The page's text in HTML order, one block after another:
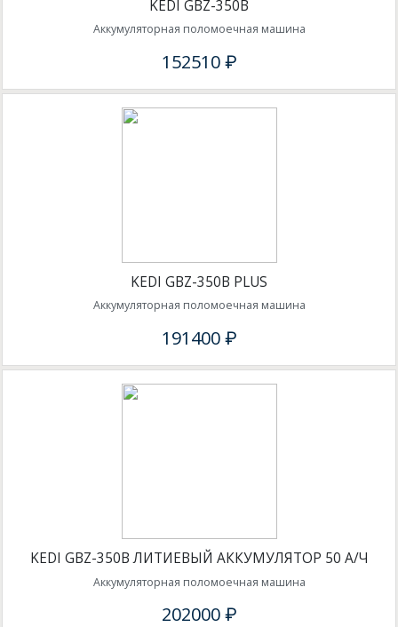
KEDI GBZ-350B
Аккумуляторная поломоечная машина
152510 ₽
KEDI GBZ-350B PLUS
Аккумуляторная поломоечная машина
191400 ₽
KEDI GBZ-350B ЛИТИЕВЫЙ АККУМУЛЯТОР 50 А/Ч
Аккумуляторная поломоечная машина
202000 ₽